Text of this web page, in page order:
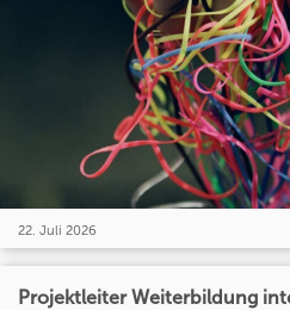
22. Juli 2026
Projektleiter Weiterbildung